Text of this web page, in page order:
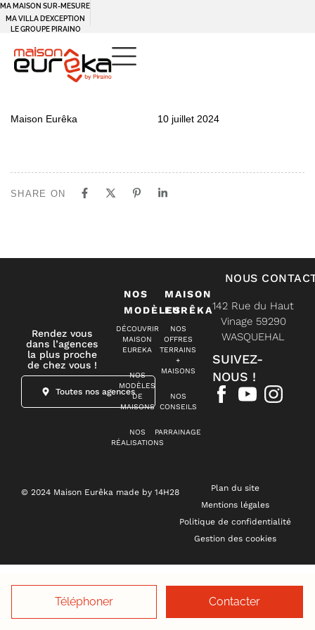
Téléphoner Contacter
MA MAISON SUR-MESURE
MA VILLA D’EXCEPTION
LE GROUPE PIRAINO
IN:
Maison Eurêka
on:
10 juillet 2024
SHARE ON
Rendez vous
dans l’agences
la plus proche
de chez vous !
Toutes nos agences
NOS
MODÈLES
DÉCOUVRIR
MAISON
EUREKA
NOS
MODÈLES
DE
MAISONS
NOS
RÉALISATIONS
MAISON
EURÊKA
NOS
OFFRES
TERRAINS
+
MAISONS
NOS
CONSEILS
PARRAINAGE
NOUS
142 Rue du Haut
Vinage 59290
WASQUEHAL
SUIVEZ-
NOUS !
© 2024 Maison Eurêka made by 14H28
Plan du site
Mentions légales
Politique de confidentialité
Gestion des cookies